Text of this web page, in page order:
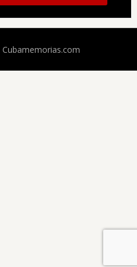
Cubamemorias.com